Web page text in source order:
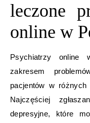
leczone
online w
Psychiatrzy online
zakresem
pacjentów w różnych
Najczęściej
depresyjne, które